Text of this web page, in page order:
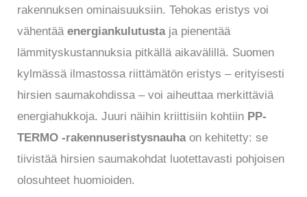
rakennuksen ominaisuuksiin. Tehokas eristys voi
vähentääenergiankulutustaja pienentää
lämmityskustannuksia pitkällä aikavälillä. Suomen
kylmässä ilmastossa riittämätön eristys – erityisesti
hirsien saumakohdissa – voi aiheuttaa merkittäviä
energiahukkoja. Juuri näihin kriittisiin kohtiin PP-
TERMO -rakennuseristysnauhaon kehitetty: se
tiivistää hirsien saumakohdat luotettavasti pohjoisen
olosuhteet huomioiden.